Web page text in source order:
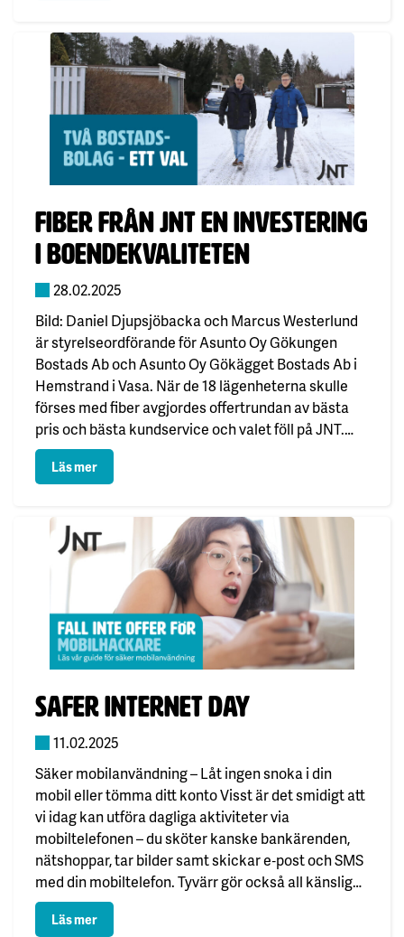
Fiber från JNT en investering
i boendekvaliteten
Publicerad:
28.02.2025
Bild: Daniel Djupsjöbacka och Marcus Westerlund
är styrelseordförande för Asunto Oy Gökungen
Bostads Ab och Asunto Oy Gökägget Bostads Ab i
Hemstrand i Vasa. När de 18 lägenheterna skulle
förses med fiber avgjordes offertrundan av bästa
pris och bästa kundservice och valet föll på JNT.
Den finländska vintern visar sig från sin sämsta sida
med…
Läs mer: Fiber från JNT en investering i boendekvaliteten
Safer Internet Day
Publicerad:
11.02.2025
Säker mobilanvändning – Låt ingen snoka i din
mobil eller tömma ditt konto Visst är det smidigt att
vi idag kan utföra dagliga aktiviteter via
mobiltelefonen – du sköter kanske bankärenden,
nätshoppar, tar bilder samt skickar e‑post och SMS
med din mobiltelefon. Tyvärr gör också all känslig
data och betalningsaktiviteter våra mobiler till
potentiella mål för hackare.…
Läs mer: Safer Internet Day